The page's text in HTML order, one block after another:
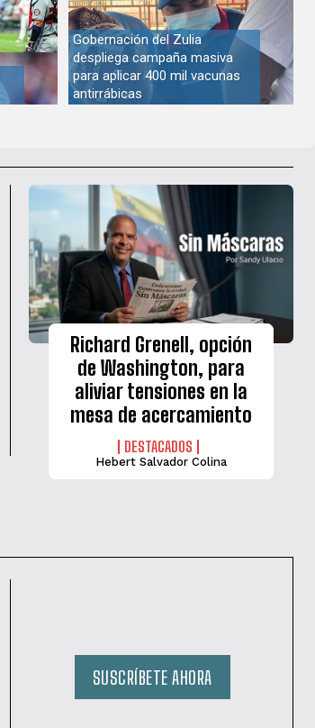
Gobernación del Zulia
despliega campaña masiva
para aplicar 400 mil vacunas
antirrábicas
Richard Grenell, opción
de Washington, para
aliviar tensiones en la
mesa de acercamiento
DESTACADOS
Hebert Salvador Colina
SUSCRÍBETE AHORA